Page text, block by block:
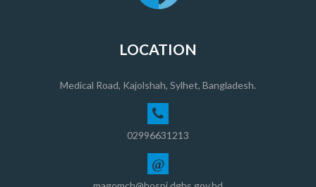
LOCATION
Medical Road, Kajolshah, Sylhet, Bangladesh.
02996631213
@